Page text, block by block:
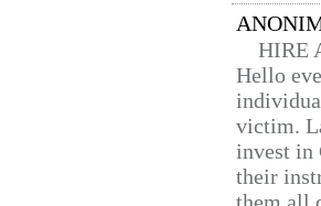
HIRE
Hello
victim.
invest in
their